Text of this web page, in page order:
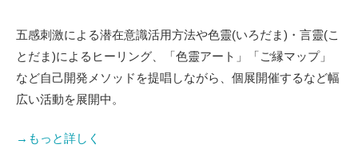
五感刺激による潜在意識活用方法や色靈(いろだま)・言靈(こ
とだま)によるヒーリング、「色靈アート」「ご縁マップ」
など自己開発メソッドを提唱しながら、個展開催するなど幅
広い活動を展開中。
→もっと詳しく